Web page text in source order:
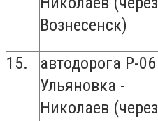
Вознесенск)
15.
автодорога Р-06
Ульяновка -
Николаев (через